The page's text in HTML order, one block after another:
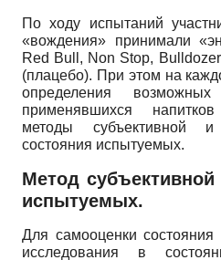
По ходу испытаний
«вождения» принимали
Red Bull, Non Stop,
(плацебо). При этом на
определения
применявшихся
методы субъективной
состояния испытуемых.
Метод субъективной
испытуемых.
Для самооценки
исследования в